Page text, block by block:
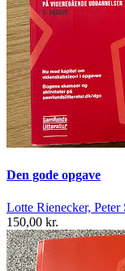
Den gode opgave
Lotte Rienecker, Peter
150,00 kr.